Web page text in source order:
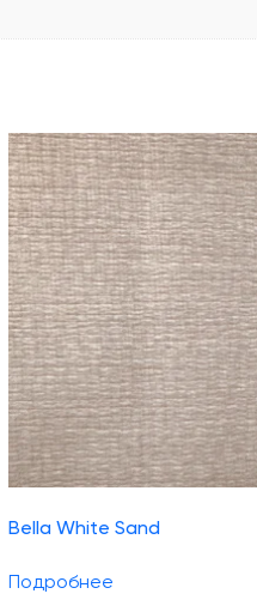
Bella White Sand
Подробнее